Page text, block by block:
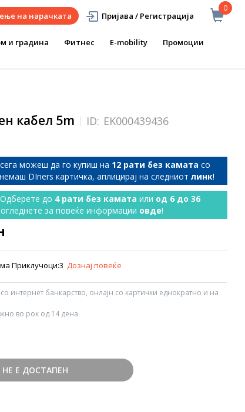
0
на нарачката Пријава / Регистрација
и градина Фитнес E-mobility
Промоции
кабел 5m ID: EK000439436
можеш да го купиш на 12 рати без камата со
DIners картичка, аплицирај на следниот линк!
до 4 рати без камата или од 6 до 36
за повеќе информации овде!
Приклучоци:3 Дознај повеќе
со интернет банкарство, онлајн со картички еднократно и на
во рок од 14 дена
Е ДОСТАПЕН